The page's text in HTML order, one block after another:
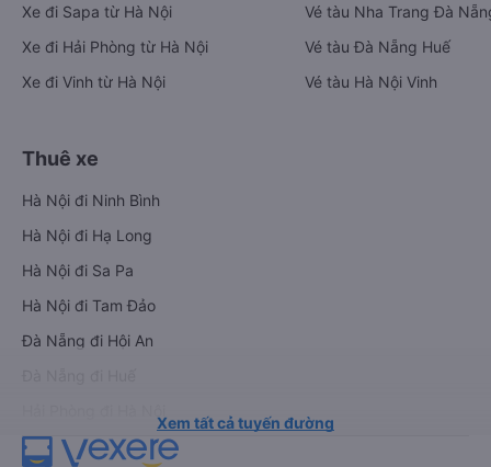
Xe đi Sapa từ Hà Nội
Xe đi Hải Phòng từ Hà Nội
Xe đi Vinh từ Hà Nội
Vé tàu Nha Trang Đà
Vé tàu Đà Nẵng Huế
Vé tàu Hà Nội Vinh
Thuê xe
Hà Nội đi Ninh Bình
Hà Nội đi Hạ Long
Hà Nội đi Sa Pa
Hà Nội đi Tam Đảo
Đà Nẵng đi Hội An
Xem tất cả tuyến đường